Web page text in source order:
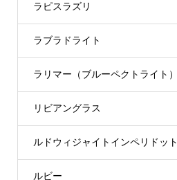
ラピスラズリ
ラブラドライト
ラリマー（ブルーペクトライト）
リビアングラス
ルドウィジャイトインペリドット
ルビー